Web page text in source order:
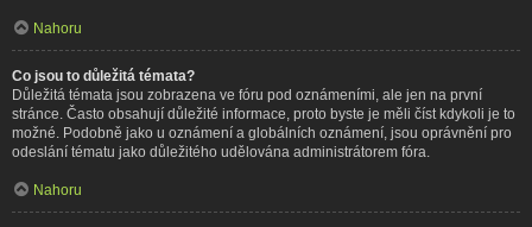
Nahoru
Co jsou to důležitá témata?
Důležitá témata jsou zobrazena ve fóru pod oznámeními, ale jen na první
stránce. Často obsahují důležité informace, proto byste je měli číst kdykoli je to
možné. Podobně jako u oznámení a globálních oznámení, jsou oprávnění pro
odeslání tématu jako důležitého udělována administrátorem fóra.
Nahoru